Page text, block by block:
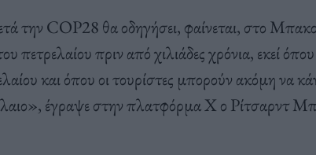
την COP28 θα οδηγήσει, φαίνεται, στο
πετρελαίου πριν από χιλιάδες χρόνια, εκεί
και όπου οι τουρίστες μπορούν ακόμη να
έγραψε στην πλατφόρμα X ο Ρίτσαρντ